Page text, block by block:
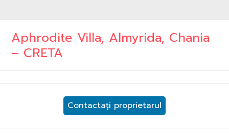
Aphrodite Villa, Almyrida, Chania
– CRETA
Contactați proprietarul